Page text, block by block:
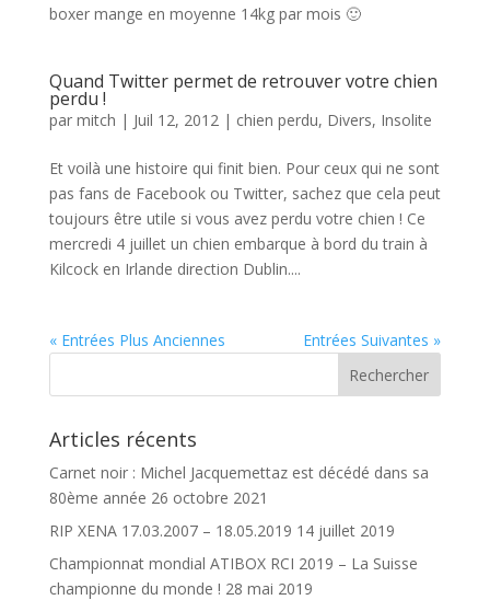
boxer mange en moyenne 14kg par mois 🙂
Quand Twitter permet de retrouver votre chien
perdu !
par mitch | Juil 12, 2012| chien perdu, Divers, Insolite
Et voilà une histoire qui finit bien. Pour ceux qui ne sont
pas fans de Facebook ou Twitter, sachez que cela peut
toujours être utile si vous avez perdu votre chien ! Ce
mercredi 4 juillet un chien embarque à bord du train à
Kilcock en Irlande direction Dublin....
« Entrées Plus Anciennes Entrées Suivantes »
Articles récents
Carnet noir : Michel Jacquemettaz est décédé dans sa
80ème année 26 octobre 2021
RIP XENA 17.03.2007 – 18.05.2019 14 juillet 2019
Championnat mondial ATIBOX RCI 2019 – La Suisse
championne du monde ! 28 mai 2019